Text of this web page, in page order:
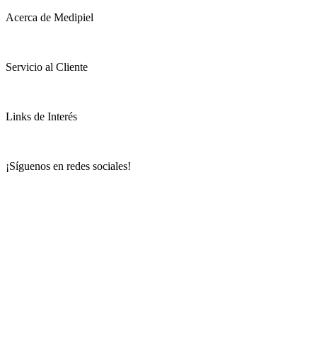
Acerca de Medipiel
Servicio al Cliente
Links de Interés
¡Síguenos en redes sociales!